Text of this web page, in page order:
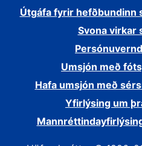
Útgáfa fyrir hefðbundinn
Svona virkar
Umsjón með
Hafa umsjón með
Yfirlýsing um